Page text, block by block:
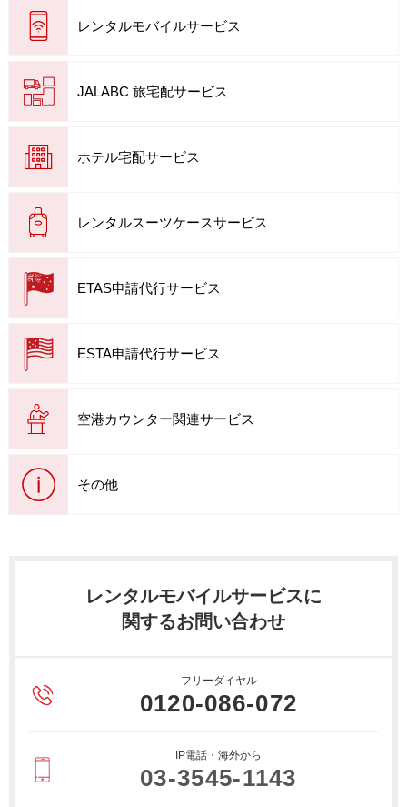
レンタルモバイルサービス
JALABC 旅宅配サービス
ホテル宅配サービス
レンタルスーツケースサービス
ETAS申請代行サービス
ESTA申請代行サービス
空港カウンター関連サービス
その他
レンタルモバイルサービスに
関するお問い合わせ
フリーダイヤル
0120-086-072
IP電話・海外から
03-3545-1143